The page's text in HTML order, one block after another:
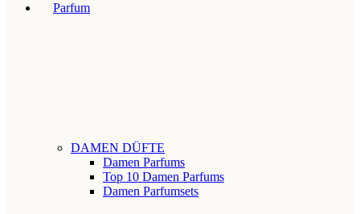
Parfum
DAMEN DÜFTE
Damen Parfums
Top 10 Damen Parfums
Damen Parfumsets